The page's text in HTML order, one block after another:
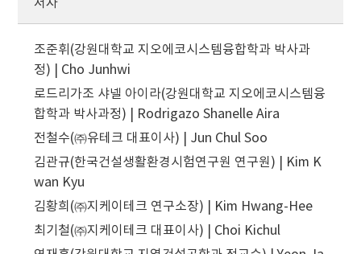
저자
조준휘(강원대학교 지오에코시스템융합학과 박사과
정) | Cho Junhwi
로드리가조 샤넬 아이라(강원대학교 지오에코시스템융
합학과 박사과정) | Rodrigazo Shanelle Aira
전철수(㈜유테크 대표이사) | Jun Chul Soo
김관규(한국건설생활환경시험연구원 연구원) | Kim K
wan Kyu
김황희(㈜지케이테크 연구소장) | Kim Hwang-Hee
최기철(㈜지케이테크 대표이사) | Choi Kichul